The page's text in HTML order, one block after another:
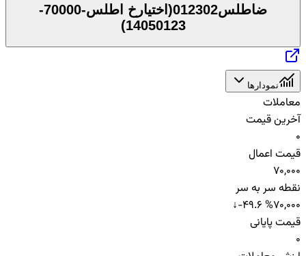
ضاطلس012302 (
اختیارخ اطلس-70000-
14050123
)
نمودارها
معاملات
آخرین قیمت
0
قیمت اعمال
70,000
نقطه سر به سر
70,000
↓-49.6 %
قیمت پایانی
0